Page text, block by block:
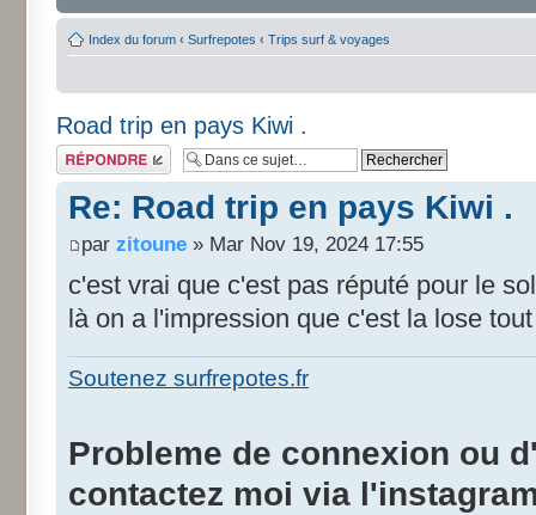
Index du forum ‹ Surfrepotes ‹ Trips surf & voyages
Road trip en pays Kiwi .
Répondre
Re: Road trip en pays Kiwi .
par zitoune » Mar Nov 19, 2024 17:55
c'est vrai que c'est pas réputé pour le
là on a l'impression que c'est la lose
Soutenez surfrepotes.fr
Probleme de connexion ou
contactez moi via